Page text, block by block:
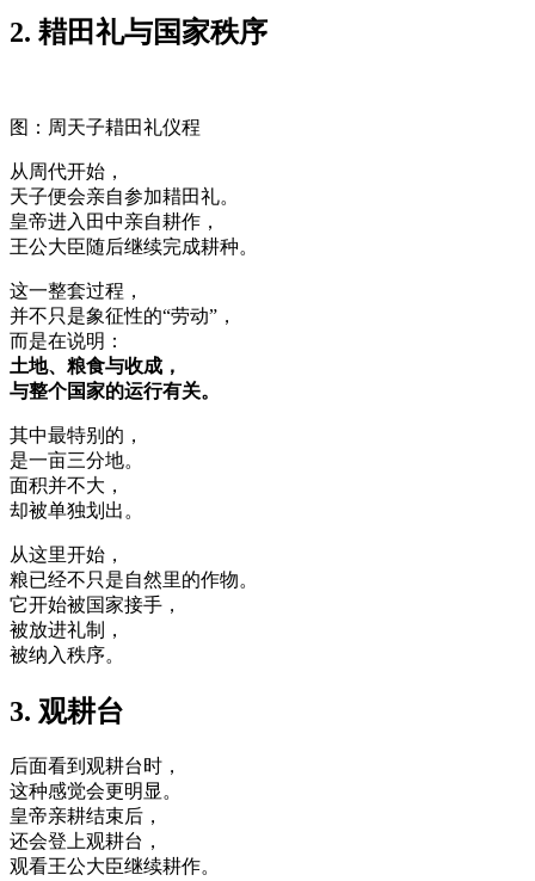
2. 耤田礼与国家秩序
图：周天子耤田礼仪程
从周代开始，
天子便会亲自参加耤田礼。
皇帝进入田中亲自耕作，
王公大臣随后继续完成耕种。
这一整套过程，
并不只是象征性的“劳动”，
而是在说明：
土地、粮食与收成，
与整个国家的运行有关。
其中最特别的，
是一亩三分地。
面积并不大，
却被单独划出。
从这里开始，
粮已经不只是自然里的作物。
它开始被国家接手，
被放进礼制，
被纳入秩序。
3. 观耕台
后面看到观耕台时，
这种感觉会更明显。
皇帝亲耕结束后，
还会登上观耕台，
观看王公大臣继续耕作。